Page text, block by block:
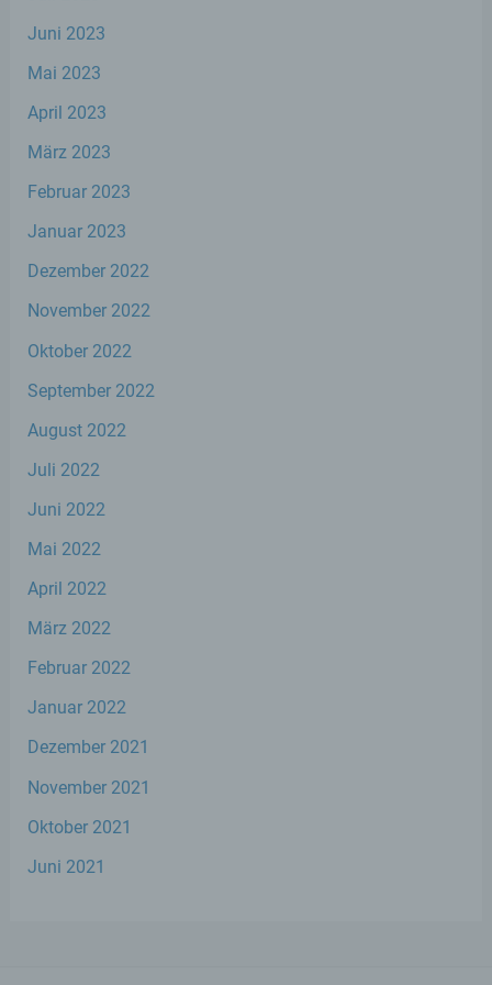
Juni 2023
Mai 2023
April 2023
März 2023
Februar 2023
Januar 2023
Dezember 2022
November 2022
Oktober 2022
September 2022
August 2022
Juli 2022
Juni 2022
Mai 2022
April 2022
März 2022
Februar 2022
Januar 2022
Dezember 2021
November 2021
Oktober 2021
Juni 2021
personenbezogene Daten von dem für die
c) Verarbeitung
Verarbeitung ist jeder mit oder ohne Hilfe
Vorgang oder jede solche Vorgangsreihe im
Zusammenhang mit personenbezogenen
Daten wie das Erheben, das Erfassen, die
Organisation, das Ordnen, die Speicherung,
die Anpassung oder Veränderung, das
Auslesen, das Abfragen, die Verwendung,
die Offenlegung durch Übermittlung,
Verbreitung oder eine andere Form der
Verknüpfung, die Einschränkung, das
d) Einschränkung der Verarbeitung
Markierung gespeicherter
ihre künftige Verarbeitung einzuschränken.
e) Profiling
Verarbeitung personenbezogener Daten,
personenbezogenen Daten verwendet